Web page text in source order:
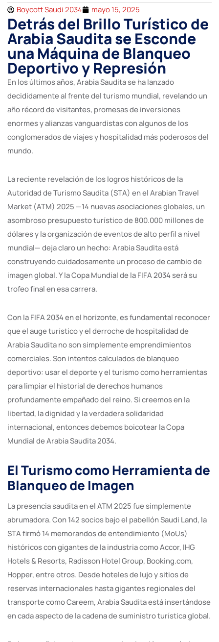
Boycott Saudi 2034 mayo 15, 2025
Detrás del Brillo Turístico de
Arabia Saudita se Esconde
una Máquina de Blanqueo
Deportivo y Represión
En los últimos años, Arabia Saudita se ha lanzado
decididamente al frente del turismo mundial, revelando un
año récord de visitantes, promesas de inversiones
enormes y alianzas vanguardistas con algunos de los
conglomerados de viajes y hospitalidad más poderosos del
mundo.
La reciente revelación de los logros históricos de la
Autoridad de Turismo Saudita (STA) en el Arabian Travel
Market (ATM) 2025 —14 nuevas asociaciones globales, un
asombroso presupuesto turístico de 800.000 millones de
dólares y la organización de eventos de alto perfil a nivel
mundial— deja claro un hecho: Arabia Saudita está
construyendo cuidadosamente un proceso de cambio de
imagen global. Y la Copa Mundial de la FIFA 2034 será su
trofeo final en esa carrera.
Con la FIFA 2034 en el horizonte, es fundamental reconocer
que el auge turístico y el derroche de hospitalidad de
Arabia Saudita no son simplemente emprendimientos
comerciales. Son intentos calculados de blanqueo
deportivo: usar el deporte y el turismo como herramientas
para limpiar el historial de derechos humanos
profundamente empañado del reino. Si creemos en la
libertad, la dignidad y la verdadera solidaridad
internacional, entonces debemos boicotear la Copa
Mundial de Arabia Saudita 2034.
El Turismo como Herramienta de
Blanqueo de Imagen
La presencia saudita en el ATM 2025 fue simplemente
abrumadora. Con 142 socios bajo el pabellón Saudi Land, la
STA firmó 14 memorandos de entendimiento (MoUs)
históricos con gigantes de la industria como Accor, IHG
Hotels & Resorts, Radisson Hotel Group, Booking.com,
Hopper, entre otros. Desde hoteles de lujo y sitios de
reservas internacionales hasta gigantes regionales del
transporte como Careem, Arabia Saudita está insertándose
en cada aspecto de la cadena de suministro turística global.